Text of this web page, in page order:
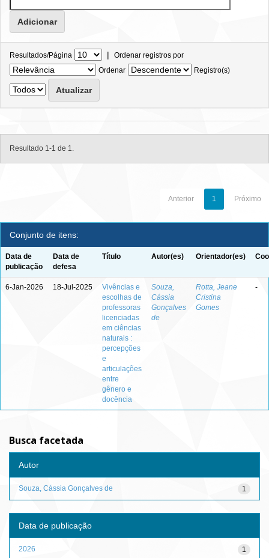
Resultados/Página | Ordenar registros por
Ordenar
Registro(s)
Resultado 1-1 de 1.
Anterior 1 Próximo
Conjunto de itens:
Data de
publicação
Data de
defesa
Título Autor(es) Orientador(es)
6-Jan-2026 18-Jul-2025
Vivências e
escolhas de
professoras
licenciadas
em ciências
naturais :
percepções
e
articulações
entre
gênero e
docência
Souza,
Cássia
Gonçalves
de
Rotta, Jeane
Cristina
Gomes
-
Busca facetada
Autor
1
Souza, Cássia Gonçalves de
Data de publicação
1
2026